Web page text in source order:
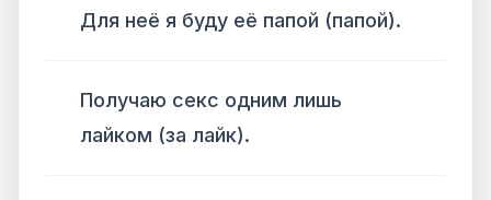
Для неё я буду её папой (папой).
Получаю секс одним лишь
лайком (за лайк).